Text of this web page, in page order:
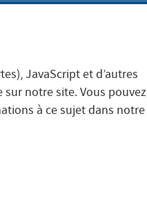
JavaScript et d’autres
notre site. Vous pouvez
à ce sujet dans notre